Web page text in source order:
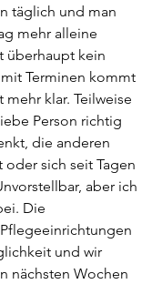
täglich und man
mehr alleine
überhaupt kein
Terminen kommt
klar. Teilweise
Person richtig
die anderen
oder sich seit Tagen
aber ich
Die
und wir
nächsten Wochen